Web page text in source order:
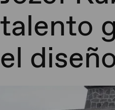
talento
el